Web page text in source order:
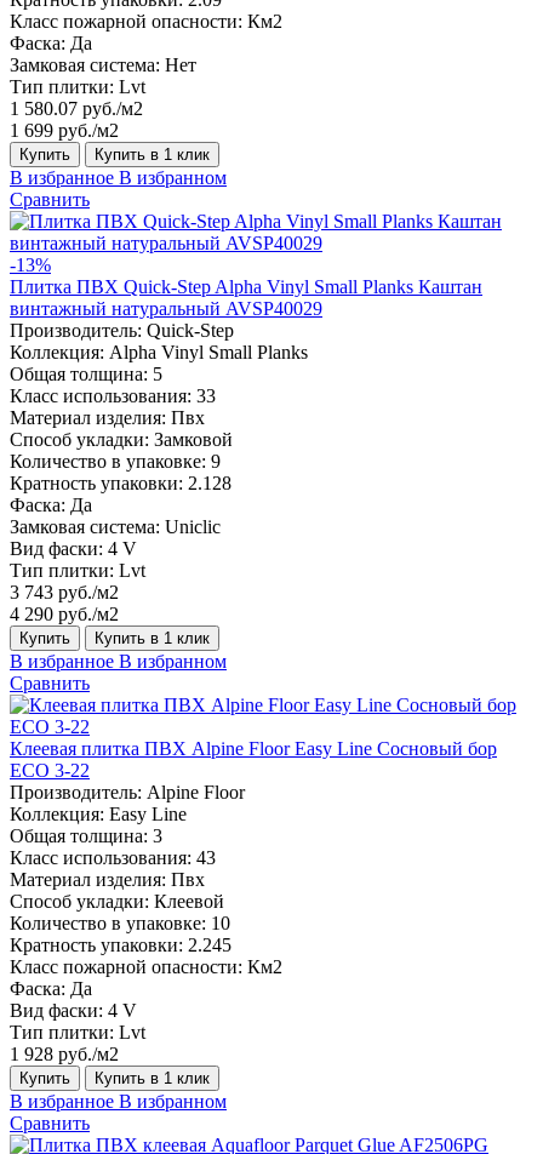
Класс пожарной опасности: Км2
Фаска: Да
Замковая система: Нет
Тип плитки: Lvt
1 580.07 руб./м2
1 699 руб./м2
Купить Купить в 1 клик
В избранное В избранном
Сравнить
-13%
Плитка ПВХ Quick-Step Alpha Vinyl Small Planks Каштан
винтажный натуральный AVSP40029
Производитель: Quick-Step
Коллекция: Alpha Vinyl Small Planks
Общая толщина: 5
Класс использования: 33
Материал изделия: Пвх
Способ укладки: Замковой
Количество в упаковке: 9
Кратность упаковки: 2.128
Фаска: Да
Замковая система: Uniclic
Вид фаски: 4 V
Тип плитки: Lvt
3 743 руб./м2
4 290 руб./м2
Купить Купить в 1 клик
В избранное В избранном
Сравнить
Клеевая плитка ПВХ Alpine Floor Easy Line Сосновый бор
ЕСО 3-22
Производитель: Alpine Floor
Коллекция: Easy Line
Общая толщина: 3
Класс использования: 43
Материал изделия: Пвх
Способ укладки: Клеевой
Количество в упаковке: 10
Кратность упаковки: 2.245
Класс пожарной опасности: Км2
Фаска: Да
Вид фаски: 4 V
Тип плитки: Lvt
1 928 руб./м2
Купить Купить в 1 клик
В избранное В избранном
Сравнить